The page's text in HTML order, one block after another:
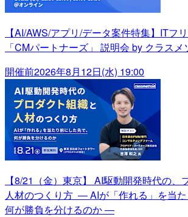
【AI/AWS/アプリ/データ案件特集】ITフ
「CMパートナーズ」 説明会 by クラスメ
開催前2026年8月12日(水) 19:00
【8/21（金）東京】 AI駆動開発時代の、
人材のつくり方 ― AIが「作れる」を当た
何が勝負を分けるのか ―